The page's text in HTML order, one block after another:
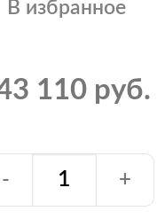
В избранное
110 руб.
- +